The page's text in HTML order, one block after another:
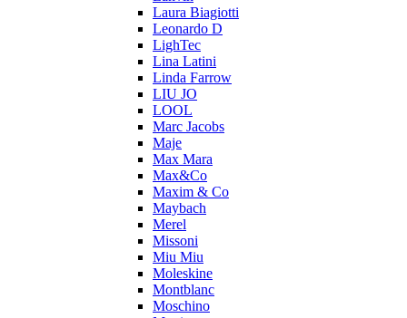
Laura Biagiotti
Leonardo D
LighTec
Lina Latini
Linda Farrow
LIU JO
LOOL
Marc Jacobs
Maje
Max Mara
Max&Co
Maxim & Co
Maybach
Merel
Missoni
Miu Miu
Moleskine
Montblanc
Moschino